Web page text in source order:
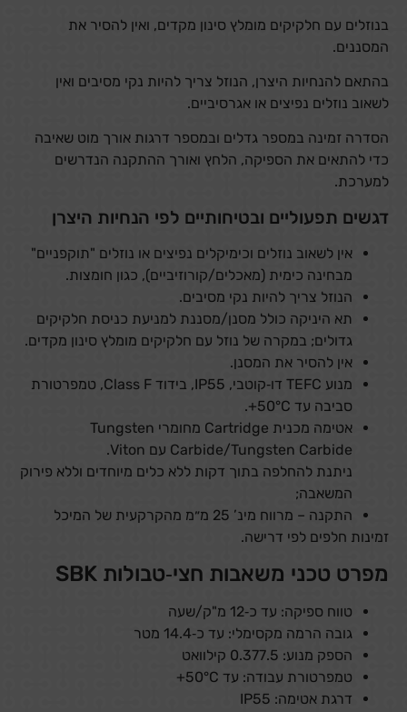
בנוזלים עם חלקיקים מומלץ סינון מקדים, ואין להסיר את
המסננים.
בהתאם להנחיות היצרן, הנוזל צריך להיות נקי מסיבים ואין
לשאוב נוזלים נפיצים או אגרסיביים.
הסדרה זמינה במספר גדלים ובמספר דרגות אורך מוט שאיבה
כדי להתאים את הספיקה, הלחץ ואורך ההתקנה הנדרשים
למערכת.
דגשים תפעוליים ובטיחותיים לפי הנחיות היצרן
אין לשאוב נוזלים וכימיקלים נפיצים או נוזלים "תוקפניים"
מבחינה כימית (מאכלים/קורוזיביים), כגון חומצות.
הנוזל צריך להיות נקי מסיבים.
תא היניקה כולל מסנן/מסננת למניעת כניסת חלקיקים
גדולים; במקרה של נוזל עם חלקיקים מומלץ סינון מקדים.
אין להסיר את המסנן.
מנוע TEFC דו‑קוטבי, IP55, בידוד Class F, טמפרטורת
סביבה עד ‎+50°C.
אטימה מכנית Cartridge מחומרי Tungsten
Carbide/Tungsten Carbide עם Viton.
ניתנת להחלפה בתוך דקות ללא כלים מיוחדים וללא פירוק
המשאבה;
התקנה – מרווח מינ’ 25 מ״מ מהקרקעית של המיכל
זמינות חלפים לפי דרישה.
מפרט טכני משאבות חצי‑טבולות SBK
טווח ספיקה: עד כ‑12 מ"ק/שעה
גובה הרמה מקסימלי: עד כ‑14.4 מטר
הספק מנוע: 0.377.5 קילוואט
טמפרטורת עבודה: עד ‎+50°C
דרגת אטימה: IP55